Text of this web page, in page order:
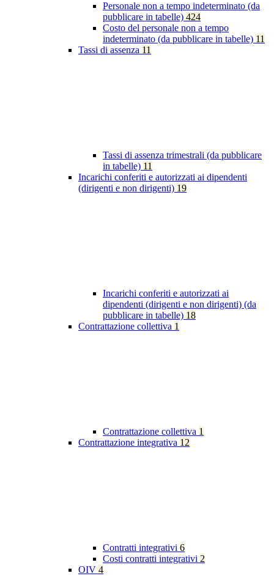
Personale non a tempo indeterminato (da
pubblicare in tabelle) 424
Costo del personale non a tempo
indeterminato (da pubblicare in tabelle) 11
Tassi di assenza 11
Tassi di assenza trimestrali (da pubblicare
in tabelle) 11
Incarichi conferiti e autorizzati ai dipendenti
(dirigenti e non dirigenti) 19
Incarichi conferiti e autorizzati ai
dipendenti (dirigenti e non dirigenti) (da
pubblicare in tabelle) 18
Contrattazione collettiva 1
Contrattazione collettiva 1
Contrattazione integrativa 12
Contratti integrativi 6
Costi contratti integrativi 2
OIV 4